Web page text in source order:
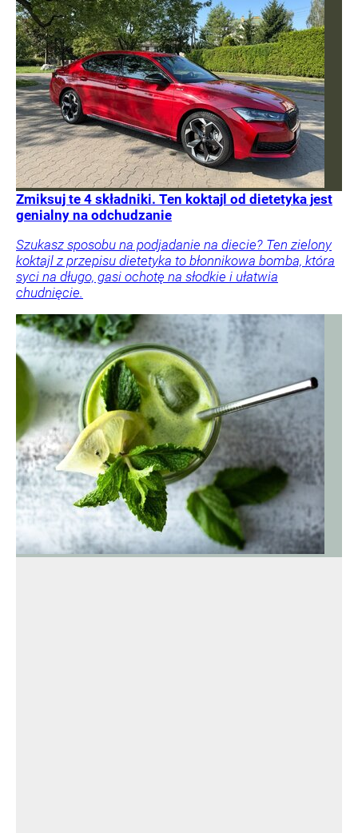
Zmiksuj te 4 składniki. Ten koktajl od dietetyka jest
genialny na odchudzanie
Szukasz sposobu na podjadanie na diecie? Ten zielony
koktajl z przepisu dietetyka to błonnikowa bomba, która
syci na długo, gasi ochotę na słodkie i ułatwia
chudnięcie.